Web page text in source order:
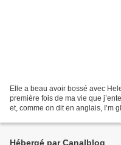
Elle a beau avoir bossé avec
première fois de ma vie que
et, comme on dit en anglais, I’m
Hébergé par Canalblog